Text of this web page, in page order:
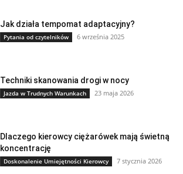
Jak działa tempomat adaptacyjny?
Pytania od czytelników 6 września 2025
Techniki skanowania drogi w nocy
Jazda w Trudnych Warunkach 23 maja 2026
Dlaczego kierowcy ciężarówek mają świetną
koncentrację
Doskonalenie Umiejętności Kierowcy 7 stycznia 2026